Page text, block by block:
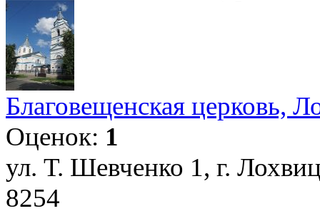
Благовещенская церковь,
Оценок: 1
ул. Т. Шевченко 1, г.
8254